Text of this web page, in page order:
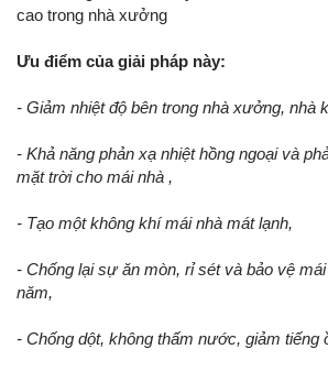
cao trong nhà xưởng
Ưu điểm của giải pháp này:
- Giảm nhiệt độ bên trong nhà xưởng, nhà
- Khả năng phản xạ nhiệt hồng ngoại và
mặt trời cho mái nhà ,
- Tạo một không khí mái nhà mát lạnh,
- Chống lại sự ăn mòn, rỉ sét và bảo vệ
năm,
- Chống dột, không thấm nước, giảm tiếng